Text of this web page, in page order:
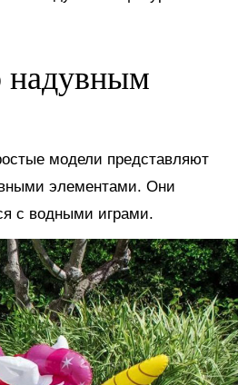
надувным
модели представляют
элементами. Они
с водными играми.